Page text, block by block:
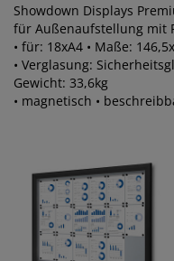
Showdown Displays
für Außenaufstellung mit
• für: 18xA4 • Maße:
• Verglasung:
Gewicht: 33,6kg
• magnetisch •